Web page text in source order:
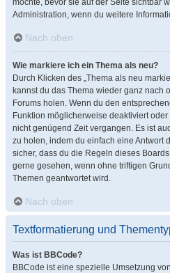
möchte, bevor sie auf der Seite sichtbar
Administration, wenn du weitere
Nach oben
Wie markiere ich ein Thema als neu?
Durch Klicken des „Thema als neu
kannst du das Thema wieder ganz nach
Forums holen. Wenn du den
Funktion möglicherweise deaktiviert
nicht genügend Zeit vergangen. Es ist
zu holen, indem du einfach eine Antwort
sicher, dass du die Regeln dieses
gerne gesehen, wenn ohne triftigen
Themen geantwortet wird.
Nach oben
Textformatierung und
Was ist BBCode?
BBCode ist eine spezielle Umsetzung